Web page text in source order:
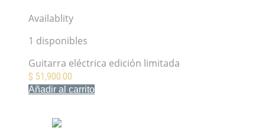
Availablity
1 disponibles
Guitarra eléctrica edición limitada
$ 51,900.00
Añadir al carrito